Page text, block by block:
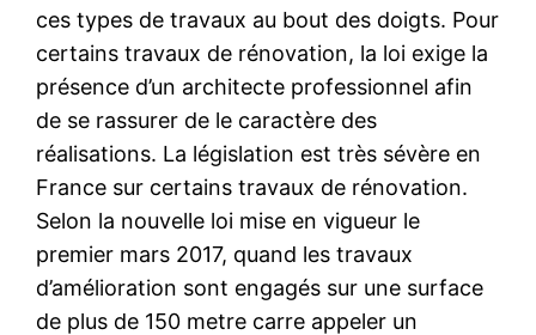
ces types de travaux au bout des doigts. Pour
certains travaux de rénovation, la loi exige la
présence d’un architecte professionnel afin
de se rassurer de le caractère des
réalisations. La législation est très sévère en
France sur certains travaux de rénovation.
Selon la nouvelle loi mise en vigueur le
premier mars 2017, quand les travaux
d’amélioration sont engagés sur une surface
de plus de 150 metre carre appeler un